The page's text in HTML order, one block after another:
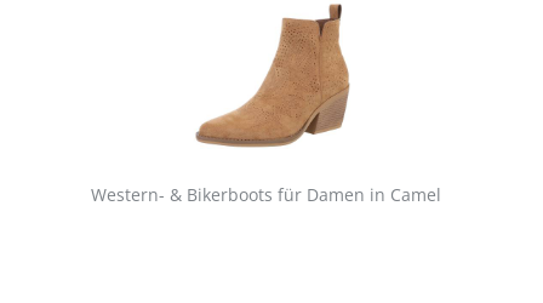
Western- & Bikerboots für Damen in Camel